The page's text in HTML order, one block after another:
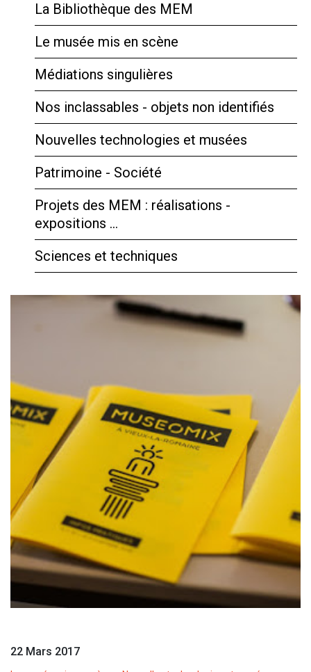
La Bibliothèque des MEM
Le musée mis en scène
Médiations singulières
Nos inclassables - objets non identifiés
Nouvelles technologies et musées
Patrimoine - Société
Projets des MEM : réalisations -
expositions …
Sciences et techniques
22 Mars 2017